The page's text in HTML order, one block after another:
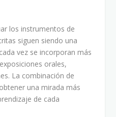
los instrumentos de
siguen siendo una
vez se incorporan más
orales,
La combinación de
una mirada más
de cada